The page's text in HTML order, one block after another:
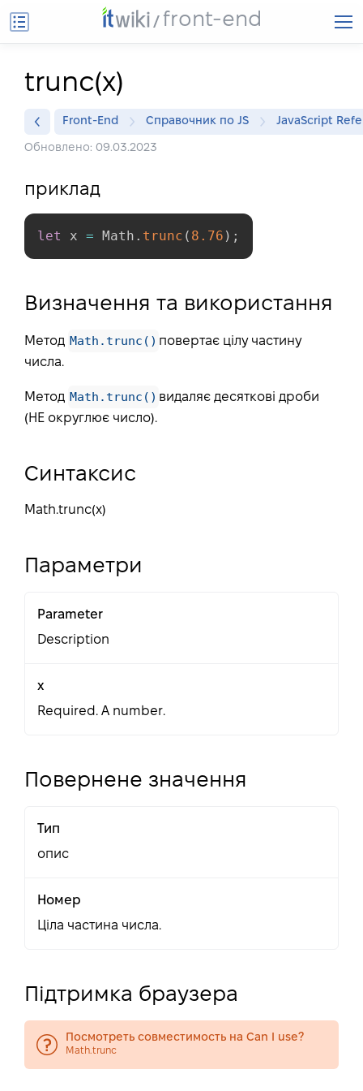
front-end
trunc(x)
Front-End Справочник по JS JavaScript
Обновлено: 09.03.2023
приклад
let x = Math . trunc ( 8.76 ) ;
Визначення та використання
Метод Math.trunc() повертає цілу частину
числа.
Метод Math.trunc() видаляє десяткові дроби
(НЕ округлює число).
Синтаксис
Math.trunc(x)
Параметри
Parameter
Description
x
Required. A number.
Повернене значення
Тип
опис
Номер
Ціла частина числа.
Підтримка браузера
Посмотреть совместимость на Can I use?
Math.trunc